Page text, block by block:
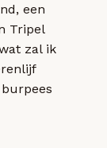
een
Tripel
zal ik